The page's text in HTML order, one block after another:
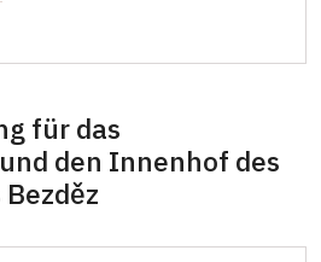
für das
den Innenhof des